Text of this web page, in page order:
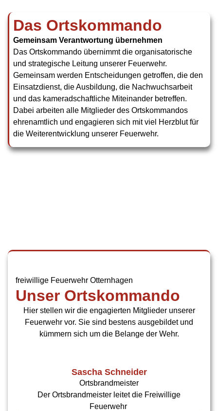
Das Ortskommando
Gemeinsam Verantwortung übernehmen
Das Ortskommando übernimmt die organisatorische
und strategische Leitung unserer Feuerwehr.
Gemeinsam werden Entscheidungen getroffen, die den
Einsatzdienst, die Ausbildung, die Nachwuchsarbeit
und das kameradschaftliche Miteinander betreffen.
Dabei arbeiten alle Mitglieder des Ortskommandos
ehrenamtlich und engagieren sich mit viel Herzblut für
die Weiterentwicklung unserer Feuerwehr.
freiwillige Feuerwehr Otternhagen
Unser Ortskommando
Hier stellen wir die engagierten Mitglieder unserer
Feuerwehr vor. Sie sind bestens ausgebildet und
kümmern sich um die Belange der Wehr.
Sascha Schneider
Ortsbrandmeister
Der Ortsbrandmeister leitet die Freiwillige
Feuerwehr